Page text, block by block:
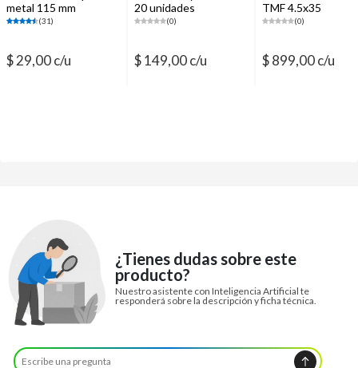
metal 115 mm
(31)
$ 29,00 c/u
20 unidades
(0)
$ 149,00 c/u
TMF 4.5x35
(0)
$ 899,00 c/u
¿Tienes dudas sobre este
producto?
Nuestro asistente con Inteligencia Artificial te
responderá sobre la descripción y ficha técnica.